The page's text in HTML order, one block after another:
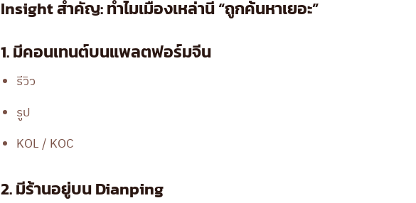
Insight สำคัญ: ทำไมเมืองเหล่านี้ “ถูกค้นหาเยอะ”
1. มีคอนเทนต์บนแพลตฟอร์มจีน
รีวิว
รูป
KOL / KOC
2. มีร้านอยู่บน Dianping